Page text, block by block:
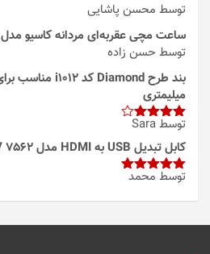
توسط محسن پاشایی
ساعت مچی عقربه‌ای مردانه کاسیو مدل GBA-800-1ADR
توسط حسن زاده
میلیمتری
امتیاز4
از 5
توسط Sara
کابل تبدیل USB به HDMI مدل 3in1 HDTV 7562
امتیاز5از
توسط محمد